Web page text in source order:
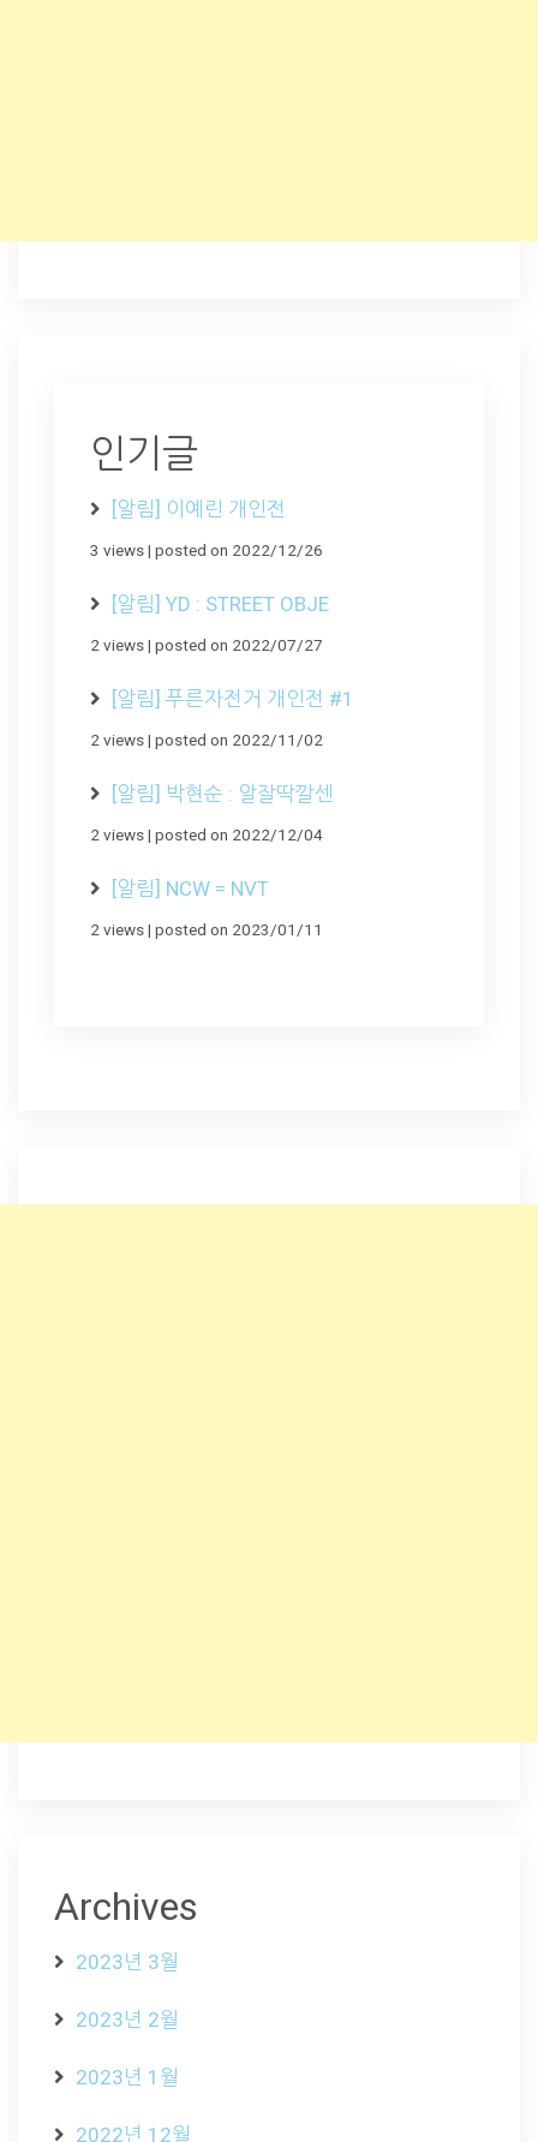
인기글
[알림] 이예린 개인전
3 views| posted on 2022/12/26
[알림] YD : STREET OBJE
2 views| posted on 2022/07/27
[알림] 푸른자전거 개인전 #1
2 views| posted on 2022/11/02
[알림] 박현순 : 알잘딱깔센
2 views| posted on 2022/12/04
[알림] NCW = NVT
2 views| posted on 2023/01/11
Archives
2023년 3월
2023년 2월
2023년 1월
2022년 12월